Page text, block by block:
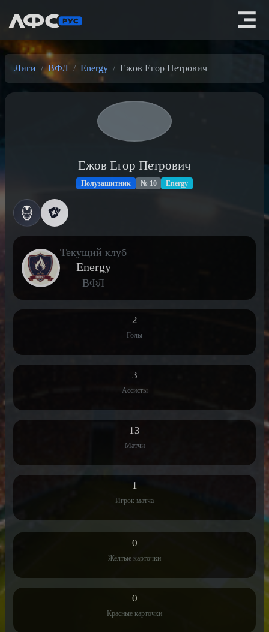
Лиги ВФЛ Energy Ежов Егор Петрович
Ежов Егор Петрович
Полузащитник № 10 Energy
Текущий клуб
Energy
ВФЛ
2
Голы
3
Ассисты
13
Матчи
1
Игрок матча
0
Желтые карточки
0
Красные карточки